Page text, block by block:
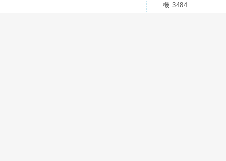
機:3484